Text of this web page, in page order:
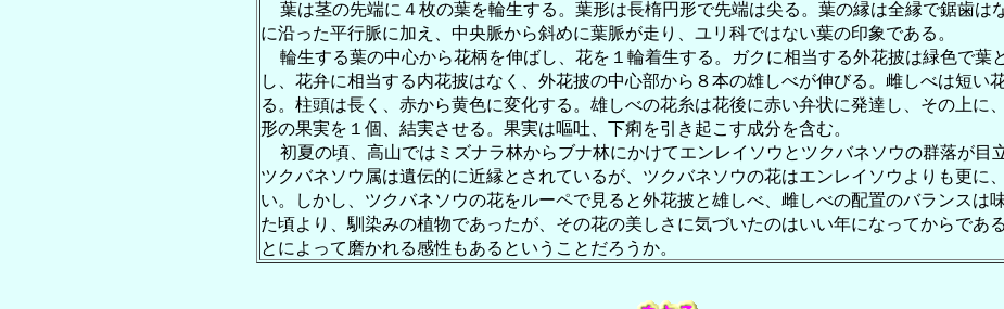
葉は茎の先端に４枚の葉を輪生する。葉形は長楕円形で先端は尖る。葉の縁は全縁で鋸歯は
に沿った平行脈に加え、中央脈から斜めに葉脈が走り、ユリ科ではない葉の印象である。
輪生する葉の中心から花柄を伸ばし、花を１輪着生する。ガクに相当する外花披は緑色で葉
し、花弁に相当する内花披はなく、外花披の中心部から８本の雄しべが伸びる。雌しべは短い
る。柱頭は長く、赤から黄色に変化する。雄しべの花糸は花後に赤い弁状に発達し、その上に
形の果実を１個、結実させる。果実は嘔吐、下痢を引き起こす成分を含む。
初夏の頃、高山ではミズナラ林からブナ林にかけてエンレイソウとツクバネソウの群落が目
ツクバネソウ属は遺伝的に近縁とされているが、ツクバネソウの花はエンレイソウよりも更に
い。しかし、ツクバネソウの花をルーペで見ると外花披と雄しべ、雌しべの配置のバランスは
た頃より、馴染みの植物であったが、その花の美しさに気づいたのはいい年になってからであ
とによって磨かれる感性もあるということだろうか。